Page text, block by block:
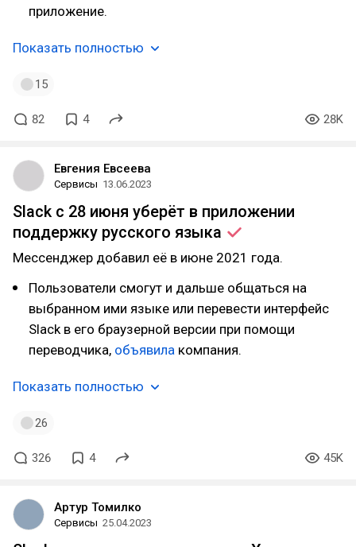
приложение.
Показать полностью
15
82 4 28K
Евгения Евсеева
Сервисы 13.06.2023
Slack с 28 июня уберёт в приложении
поддержку русского языка
Мессенджер добавил её в июне 2021 года.
Пользователи смогут и дальше общаться на
выбранном ими языке или перевести интерфейс
Slack в его браузерной версии при помощи
переводчика, объявила компания.
Показать полностью
26
326 4 45K
Артур Томилко
Сервисы 25.04.2023